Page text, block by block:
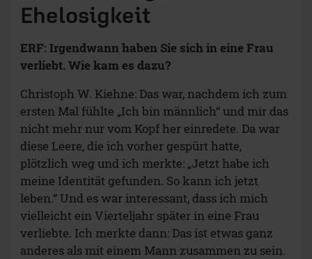
Ehelosigkeit
ERF: Irgendwann haben Sie sich in eine Frau
verliebt. Wie kam es dazu?
Christoph W. Kiehne: Das war, nachdem ich zum
ersten Mal fühlte „Ich bin männlich“ und mir das
nicht mehr nur vom Kopf her einredete. Da war
diese Leere, die ich vorher gespürt hatte,
plötzlich weg und ich merkte: „Jetzt habe ich
meine Identität gefunden. So kann ich jetzt
leben.“ Und es war interessant, dass ich mich
vielleicht ein Vierteljahr später in eine Frau
verliebte. Ich merkte dann: Das ist etwas ganz
anderes als mit einem Mann zusammen zu sein.